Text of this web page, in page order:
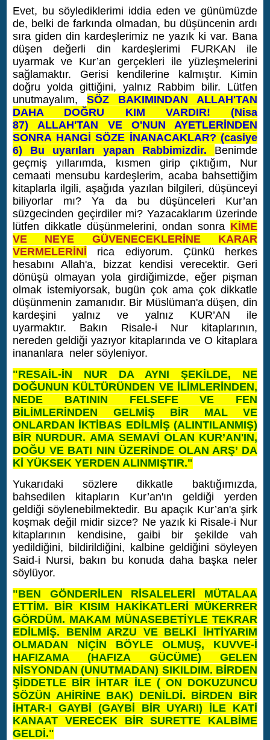
Evet, bu söylediklerimi iddia eden ve günümüzde
de, belki de farkında olmadan, bu düşüncenin ardı
sıra giden din kardeşlerimiz ne yazık ki var. Bana
düşen değerli din kardeşlerimi FURKAN ile
uyarmak ve Kur’an gerçekleri ile yüzleşmelerini
sağlamaktır. Gerisi kendilerine kalmıştır. Kimin
doğru yolda gittiğini, yalnız Rabbim bilir. Lütfen
unutmayalım, SÖZ BAKIMINDAN ALLAH'TAN
DAHA DOĞRU KIM VARDIR! (Nisa
87) ALLAH'TAN VE O'NUN AYETLERİNDEN
SONRA HANGİ SÖZE İNANACAKLAR? (casiye
6) Bu uyarıları yapan Rabbimizdir. Benimde
geçmiş yıllarımda, kısmen girip çıktığım, Nur
cemaati mensubu kardeşlerim, acaba bahsettiğim
kitaplarla ilgili, aşağıda yazılan bilgileri, düşünceyi
biliyorlar mı? Ya da bu düşünceleri Kur’an
süzgecinden geçirdiler mi? Yazacaklarım üzerinde
lütfen dikkatle düşünmelerini, ondan sonra KİME
VE NEYE GÜVENECEKLERİNE KARAR
VERMELERİNİ rica ediyorum. Çünkü herkes
hesabını Allah'a, bizzat kendisi verecektir. Geri
dönüşü olmayan yola girdiğimizde, eğer pişman
olmak istemiyorsak, bugün çok ama çok dikkatle
düşünmenin zamanıdır. Bir Müslüman'a düşen, din
kardeşini yalnız ve yalnız KUR’AN ile
uyarmaktır. Bakın Risale-i Nur kitaplarının,
nereden geldiği yazıyor kitaplarında ve O kitaplara
inananlara neler söyleniyor.
"RESAİL-İN NUR DA AYNI ŞEKİLDE, NE
DOĞUNUN KÜLTÜRÜNDEN VE İLİMLERİNDEN,
NEDE BATININ FELSEFE VE FEN
BİLİMLERİNDEN GELMİŞ BİR MAL VE
ONLARDAN İKTİBAS EDİLMİŞ (ALINTILANMIŞ)
BİR NURDUR. AMA SEMAVİ OLAN KUR’AN'IN,
DOĞU VE BATI NIN ÜZERİNDE OLAN ARŞ’ DA
Kİ YÜKSEK YERDEN ALINMIŞTIR."
Yukarıdaki sözlere dikkatle baktığımızda,
bahsedilen kitapların Kur’an'ın geldiği yerden
geldiği söylenebilmektedir. Bu apaçık Kur’an'a şirk
koşmak değil midir sizce? Ne yazık ki Risale-i Nur
kitaplarının kendisine, gaibi bir şekilde vah
yedildiğini, bildirildiğini, kalbine geldiğini söyleyen
Said-i Nursi, bakın bu konuda daha başka neler
söylüyor.
"BEN GÖNDERİLEN RİSALELERİ MÜTALAA
ETTİM. BİR KISIM HAKİKATLERİ MÜKERRER
GÖRDÜM. MAKAM MÜNASEBETİYLE TEKRAR
EDİLMİŞ. BENİM ARZU VE BELKİ İHTİYARIM
OLMADAN NİÇİN BÖYLE OLMUŞ, KUVVE-İ
HAFIZAMA (HAFIZA GÜCÜME) GELEN
NİSYONDAN (UNUTMADAN) SIKILDIM. BİRDEN
ŞİDDETLE BİR İHTAR İLE ( ON DOKUZUNCU
SÖZÜN AHİRİNE BAK) DENİLDİ. BİRDEN BİR
İHTAR-I GAYBİ (GAYBİ BİR UYARI) İLE KATİ
KANAAT VERECEK BİR SURETTE KALBİME
GELDİ."